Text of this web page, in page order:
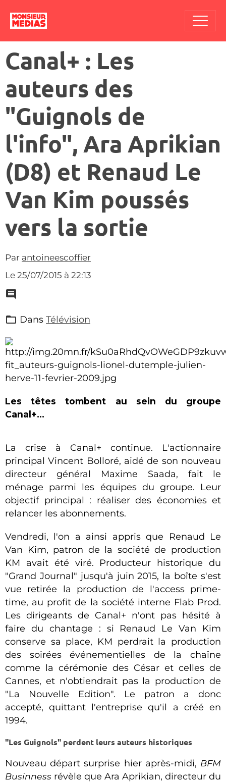
Canal+ : Les
auteurs des
"Guignols de
l'info", Ara Aprikian
(D8) et Renaud Le
Van Kim poussés
vers la sortie
Par antoineescoffier
Le 25/07/2015 à 22:13
Dans Télévision
Les têtes tombent au sein du groupe
Canal+...
La crise à Canal+ continue. L'actionnaire
principal Vincent Bolloré, aidé de son nouveau
directeur général Maxime Saada, fait le
ménage parmi les équipes du groupe. Leur
objectif principal : réaliser des économies et
relancer les abonnements.
Vendredi, l'on a ainsi appris que Renaud Le
Van Kim, patron de la société de production
KM avait été viré. Producteur historique du
"Grand Journal" jusqu'à juin 2015, la boîte s'est
vue retirée la production de l'access prime-
time, au profit de la société interne Flab Prod.
Les dirigeants de Canal+ n'ont pas hésité à
faire du chantage : si Renaud Le Van Kim
conserve sa place, KM perdrait la production
des soirées événementielles de la chaîne
comme la cérémonie des César et celles de
Cannes, et n'obtiendrait pas la production de
"La Nouvelle Edition". Le patron a donc
accepté, quittant l'entreprise qu'il a créé en
1994.
"Les Guignols" perdent leurs auteurs historiques
Nouveau départ surprise hier après-midi, BFM
Businness révèle que Ara Aprikian, directeur du